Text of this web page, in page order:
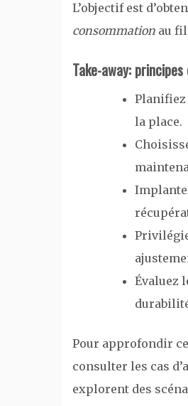
L’objectif est
consommation au
Take-away:
Planifiez
la place.
Évaluez
Pour approfondir
consulter les cas
explorent des